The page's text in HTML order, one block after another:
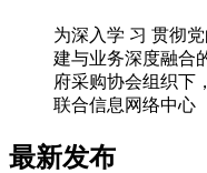
为深入学 习 贯彻
建与业务深度融合
府采购协会组织下
联合信息网络中心
最新发布